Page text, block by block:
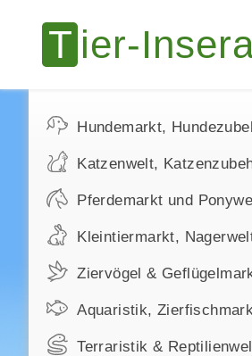
Hundemarkt,
Katzenwelt,
Pferdemarkt und
Kleintiermarkt,
Ziervögel &
Aquaristik,
Terraristik &